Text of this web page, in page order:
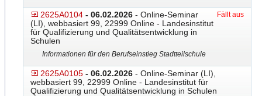
2625A0104 - 06.02.2026 - Online-Seminar
(LI), webbasiert 99, 22999 Online - Landesinstitut
für Qualifizierung und Qualitätsentwicklung in
Schulen
Fällt aus
Informationen für den Berufseinstieg Stadtteilschule
2625A0105 - 06.02.2026 - Online-Seminar (LI),
webbasiert 99, 22999 Online - Landesinstitut für
Qualifizierung und Qualitätsentwicklung in Schulen